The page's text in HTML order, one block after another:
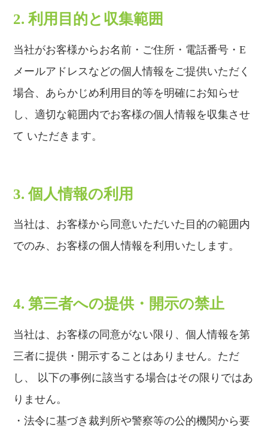
2. 利用目的と収集範囲
当社がお客様からお名前・ご住所・電話番号・E
メールアドレスなどの個人情報をご提供いただく
場合、あらかじめ利用目的等を明確にお知らせ
し、適切な範囲内でお客様の個人情報を収集させ
て いただきます。
3. 個人情報の利用
当社は、お客様から同意いただいた目的の範囲内
でのみ、お客様の個人情報を利用いたします。
4. 第三者への提供・開示の禁止
当社は、お客様の同意がない限り、個人情報を第
三者に提供・開示することはありません。ただ
し、 以下の事例に該当する場合はその限りではあ
りません。
・法令に基づき裁判所や警察等の公的機関から要